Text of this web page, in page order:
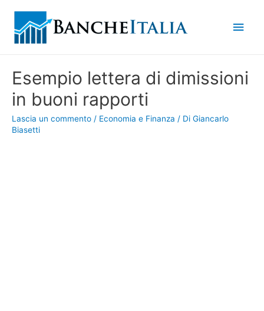
Esempio lettera di dimissioni
in buoni rapporti
Lascia un commento / Economia e Finanza / Di Giancarlo
Biasetti